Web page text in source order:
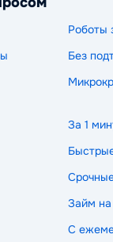
Роботы
Без
За 1
Займ
С